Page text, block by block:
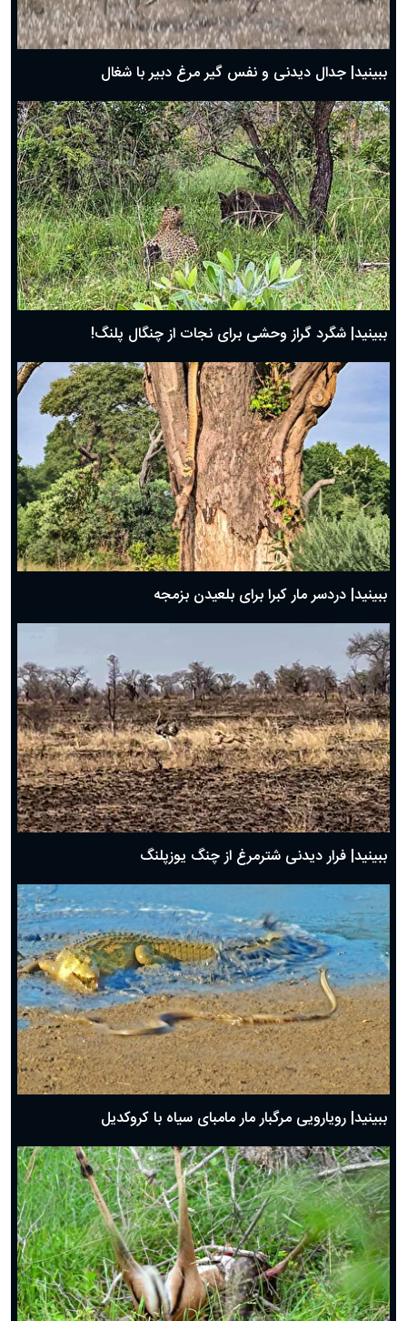
حضرت زینب(س) چگونه از دنیا رفت؟
بهترین پیامک تبریک روز پدر ۱۴۰۴؛ جملات زیبا و صمیمانه
ببینید| جدال دیدنی و نفس گیر مرغ دبیر با شغال
ببینید| شگرد گراز وحشی برای نجات از چنگال پلنگ!
ببینید| دردسر مار کبرا برای بلعیدن بزمجه
ببینید| فرار دیدنی شترمرغ از چنگ یوزپلنگ
ببینید| رویارویی مرگبار مار مامبای سیاه با کروکدیل